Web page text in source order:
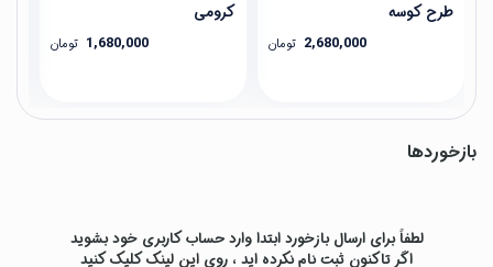
طرح کوسه
2,680,000 تومان
کرومی
1,680,000 تومان
بازخوردها
لطفاً برای ارسال بازخورد ابتدا وارد حساب کاربری خود بشوید
اگر تاکنون ثبت نام نکرده اید ، روی این لینککلیک کنید